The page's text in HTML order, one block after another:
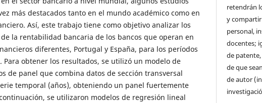
más destacados tanto en el mundo académico como en
Así, este trabajo tiene como objetivo analizar los
la rentabilidad bancaria de los bancos que operan en
diferentes, Portugal y España, para los períodos
Para obtener los resultados, se utilizó un modelo de
de panel que combina datos de sección transversal
temporal (años), obteniendo un panel fuertemente
se utilizaron modelos de regresión lineal
retendrán
y
personal,
docentes;
de
de que
de autor